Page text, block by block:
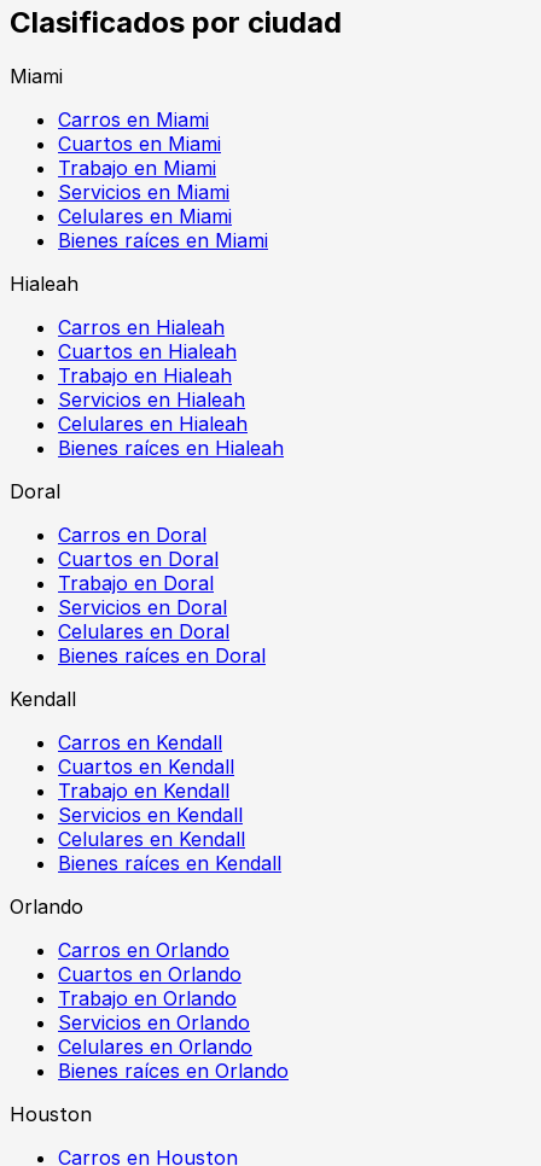
Clasificados por ciudad
Miami
Carros en Miami
Cuartos en Miami
Trabajo en Miami
Servicios en Miami
Celulares en Miami
Bienes raíces en Miami
Hialeah
Carros en Hialeah
Cuartos en Hialeah
Trabajo en Hialeah
Servicios en Hialeah
Celulares en Hialeah
Bienes raíces en Hialeah
Doral
Carros en Doral
Cuartos en Doral
Trabajo en Doral
Servicios en Doral
Celulares en Doral
Bienes raíces en Doral
Kendall
Carros en Kendall
Cuartos en Kendall
Trabajo en Kendall
Servicios en Kendall
Celulares en Kendall
Bienes raíces en Kendall
Orlando
Carros en Orlando
Cuartos en Orlando
Trabajo en Orlando
Servicios en Orlando
Celulares en Orlando
Bienes raíces en Orlando
Houston
Carros en Houston